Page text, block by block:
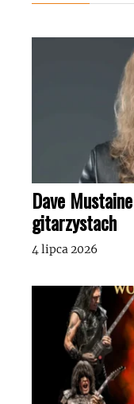
Dave
gitarzystach
4 lipca 2026